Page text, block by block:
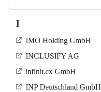
I
IMO Holding GmbH
INCLUSIFY AG
infinit.cx GmbH
INP Deutschland GmbH